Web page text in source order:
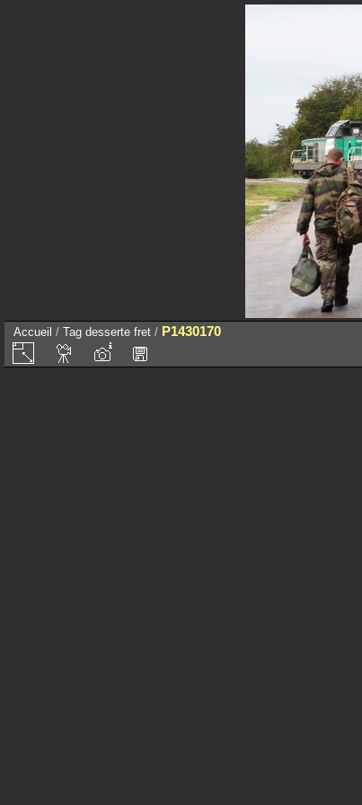
Accueil / Tag desserte fret / P1430170